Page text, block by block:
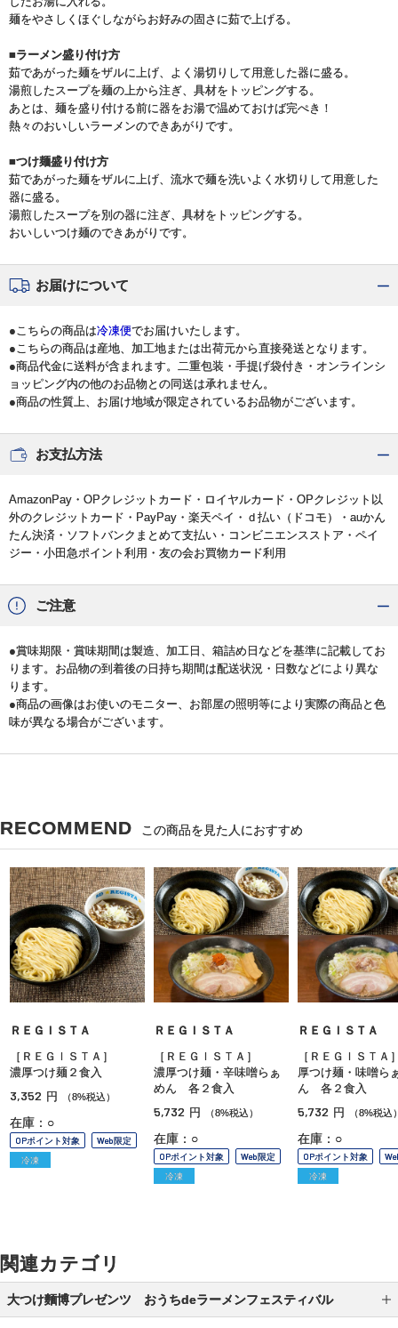
麺をやさしくほぐしながらお好みの固さに茹で上げる。
■ラーメン盛り付け方
茹であがった麺をザルに上げ、よく湯切りして用意した器に盛る。
湯煎したスープを麺の上から注ぎ、具材をトッピングする。
あとは、麺を盛り付ける前に器をお湯で温めておけば完ぺき！
熱々のおいしいラーメンのできあがりです。
■つけ麺盛り付け方
茹であがった麺をザルに上げ、流水で麺を洗いよく水切りして用意した
器に盛る。
湯煎したスープを別の器に注ぎ、具材をトッピングする。
おいしいつけ麺のできあがりです。
お届けについて
●こちらの商品は冷凍便でお届けいたします。
●こちらの商品は産地、加工地または出荷元から直接発送となります。
●商品代金に送料が含まれます。二重包装・手提げ袋付き・オンラインシ
ョッピング内の他のお品物との同送は承れません。
●商品の性質上、お届け地域が限定されているお品物がございます。
お支払方法
AmazonPay・OPクレジットカード・ロイヤルカード・OPクレジット以
外のクレジットカード・PayPay・楽天ペイ・ｄ払い（ドコモ）・auかん
たん決済・ソフトバンクまとめて支払い・コンビニエンスストア・ペイ
ジー・小田急ポイント利用・友の会お買物カード利用
ご注意
●賞味期限・賞味期間は製造、加工日、箱詰め日などを基準に記載してお
ります。お品物の到着後の日持ち期間は配送状況・日数などにより異な
ります。
●商品の画像はお使いのモニター、お部屋の照明等により実際の商品と色
味が異なる場合がございます。
RECOMMEND この商品を見た人におすすめ
ＲＥＧＩＳＴＡ
［ＲＥＧＩＳＴＡ］
濃厚つけ麺２食入
3,352 円 （8%税込）
在庫：○
OPポイント対象
Web限定
冷凍
ＲＥＧＩＳＴＡ
［ＲＥＧＩＳＴＡ］
濃厚つけ麺・辛味噌らぁ
めん 各２食入
5,732 円 （8%税込）
在庫：○
OPポイント対象
Web限定
冷凍
ＲＥＧＩＳＴＡ
［ＲＥＧＩＳＴ
厚つけ麺・味噌ら
ん 各２食入
5,732 円 （8%税込
在庫：○
OPポイント対象
冷凍
関連カテゴリ
大つけ麵博プレゼンツ おうちdeラーメンフェスティバル